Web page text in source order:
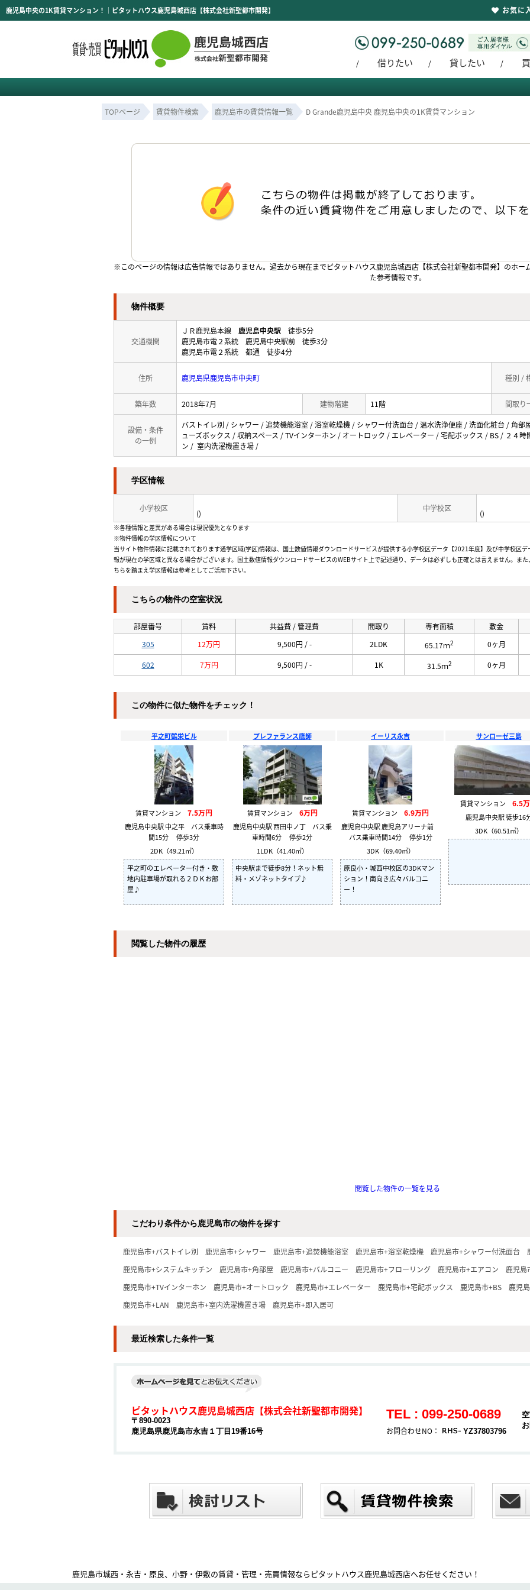
鹿児島中央の1K賃貸マンション！｜ピタットハウス鹿児島城西店【株式会社新聖都市開発】
借りたい 貸したい
TOPページ 賃貸物件検索 鹿児島市の賃貸情報一覧 D Grande鹿児島中央 鹿児島中央の1K賃貸マンション
※このページの情報は広告情報ではありません。過去から現在までピタットハウス鹿児島城西店【株式会社新聖都市開発】のホー
た参考情報です。
物件概要
交通機関
ＪＲ鹿児島本線 鹿児島中央駅 徒歩5分
鹿児島市電２系統 鹿児島中央駅前 徒歩3分
鹿児島市電２系統 都通 徒歩4分
住所 鹿児島県鹿児島市中央町 種別 /
築年数 2018年7月 建物階建 11階 間取り
設備・条件
の一例
バストイレ別 / シャワー / 追焚機能浴室 / 浴室乾燥機 / シャワー付洗面台 / 温水洗浄便座 / 洗面化粧台 / 角
ューズボックス / 収納スペース / TVインターホン / オートロック / エレベーター / 宅配ボックス / BS / ２４
ン / 室内洗濯機置き場 /
学区情報
小学校区
()
中学校区
()
※各種情報と差異がある場合は現況優先となります
※物件情報の学区情報について
当サイト物件情報に記載されております通学区域(学区)情報は、国土数値情報ダウンロードサービスが提供する小学校区データ【2021年度】及び中学校区
報が現在の学区域と異なる場合がございます。国土数値情報ダウンロードサービスのWEBサイト上で記述通り、データは必ずしも正確とは言えません。ま
ちらを踏まえ学区情報は参考としてご活用下さい。
こちらの物件の空室状況
部屋番号 賃料 共益費 / 管理費 間取り 専有面積
敷金
305
12万円 9,500円 / - 2LDK 65.17ｍ2 0ヶ月
602 7万円 9,500円 / - 1K 31.5ｍ2 0ヶ月
この物件に似た物件をチェック！
平之町鶴栄ビル
賃貸マンション 7.5万円
鹿児島中央駅 中之平 バス乗車時
間15分 停歩3分
2DK（49.21㎡）
平之町のエレベーター付き・敷
地内駐車場が取れる２ＤＫお部
屋♪
プレファランス鷹師
賃貸マンション 6万円
鹿児島中央駅 西田中ノ丁 バス乗
車時間6分 停歩2分
1LDK（41.40㎡）
中央駅まで徒歩8分！ネット無
料・メゾネットタイプ♪
イーリス永吉
賃貸マンション 6.9万円
鹿児島中央駅 鹿児島アリーナ前
バス乗車時間14分 停歩1分
3DK（69.40㎡）
原良小・城西中校区の3DKマン
ション！南向き広々バルコニ
ー！
サンローゼ三島
賃貸マンション 6.5
鹿児島中央駅 徒歩16
3DK（60.51㎡）
閲覧した物件の履歴
閲覧した物件の一覧を見る
こだわり条件から鹿児島市の物件を探す
鹿児島市+バストイレ別 鹿児島市+シャワー 鹿児島市+追焚機能浴室 鹿児島市+浴室乾燥機 鹿児島市+シャワー付洗面台
鹿児島市+システムキッチン
鹿児島市+角部屋 鹿児島市+バルコニー 鹿児島市+フローリング 鹿児島市+エアコン
鹿児島
鹿児島市+TVインターホン
鹿児島市+オートロック 鹿児島市+エレベーター 鹿児島市+宅配ボックス 鹿児島市+BS
鹿児
鹿児島市+LAN
鹿児島市+室内洗濯機置き場 鹿児島市+即入居可
最近検索した条件一覧
ピタットハウス鹿児島城西店【株式会社新聖都市開発】
〒890-0023
鹿児島県鹿児島市永吉１丁目19番16号
TEL : 099-250-0689
お問合わせNO： YZ37803796
鹿児島市城西・永吉・原良、小野・伊敷の賃貸・管理・売買情報ならピタットハウス鹿児島城西店へお任せください！
お気に